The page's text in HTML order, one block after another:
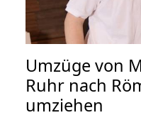
Umzüge von
Ruhr nach
umziehen